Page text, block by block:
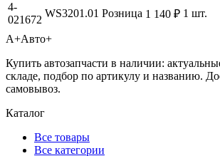
4-
021672
WS3201.01 Розница 1 140 ₽ 1 шт.
А+Авто+
Купить автозапчасти в наличии:
складе, подбор по артикулу и названию.
самовывоз.
Каталог
Все товары
Все категории